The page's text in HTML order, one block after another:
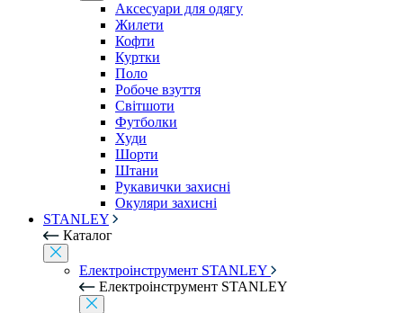
Аксесуари для одягу
Жилети
Кофти
Куртки
Поло
Робоче взуття
Світшоти
Футболки
Худи
Шорти
Штани
Рукавички захисні
Окуляри захисні
STANLEY
Каталог
Електроінструмент STANLEY
Електроінструмент STANLEY